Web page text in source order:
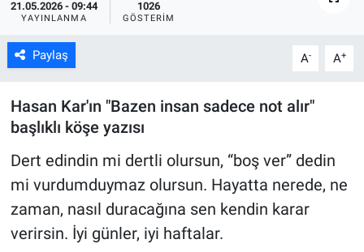
21.05.2026 - 09:44
YAYINLANMA
1026
GÖSTERIM
Paylaş A- A+
Hasan Kar'ın "Bazen insan sadece not alır"
başlıklı köşe yazısı
Dert edindin mi dertli olursun, “boş ver” dedin
mi vurdumduymaz olursun. Hayatta nerede, ne
zaman, nasıl duracağına sen kendin karar
verirsin. İyi günler, iyi haftalar.